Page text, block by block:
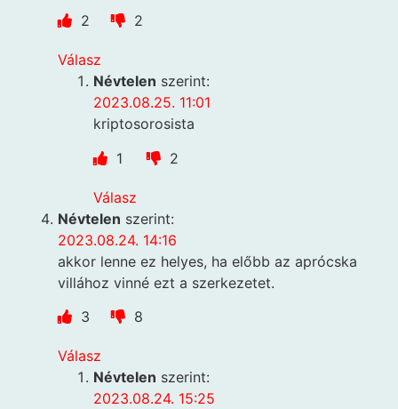
2
2
Válasz
Névtelen szerint:
2023.08.25. 11:01
kriptosorosista
1
2
Válasz
Névtelen szerint:
2023.08.24. 14:16
akkor lenne ez helyes, ha előbb az aprócska
villához vinné ezt a szerkezetet.
3
8
Válasz
Névtelen szerint:
2023.08.24. 15:25